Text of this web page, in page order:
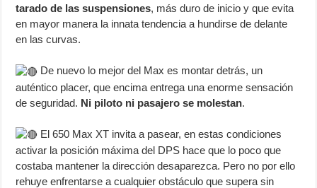
tarado de las suspensiones, más duro de inicio y que evita
en mayor manera la innata tendencia a hundirse de delante
en las curvas.
De nuevo lo mejor del Max es montar detrás, un
auténtico placer, que encima entrega una enorme sensación
de seguridad. Ni piloto ni pasajero se molestan.
El 650 Max XT invita a pasear, en estas condiciones
activar la posición máxima del DPS hace que lo poco que
costaba mantener la dirección desaparezca. Pero no por ello
rehuye enfrentarse a cualquier obstáculo que supera sin